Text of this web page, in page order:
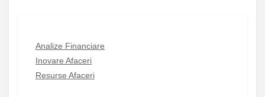
Analize Financiare
Inovare Afaceri
Resurse Afaceri